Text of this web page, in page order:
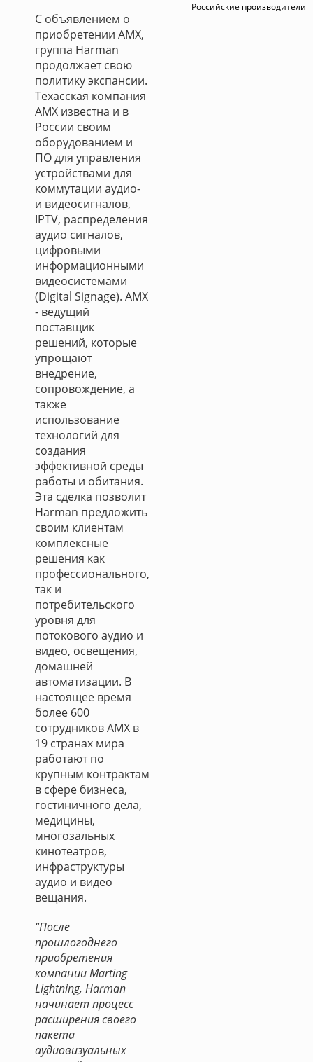
С объявлением о
приобретении AMX,
группа Harman
продолжает свою
политику экспансии.
Техасская компания
AMX известна и в
России своим
оборудованием и
ПО для управления
устройствами для
коммутации аудио-
и видеосигналов,
IPTV, распределения
аудио сигналов,
цифровыми
информационными
видеосистемами
(Digital Signage). AMX
- ведущий
поставщик
решений, которые
упрощают
внедрение,
сопровождение, а
также
использование
технологий для
создания
эффективной среды
работы и обитания.
Эта сделка позволит
Harman предложить
своим клиентам
комплексные
решения как
профессионального,
так и
потребительского
уровня для
потокового аудио и
видео, освещения,
домашней
автоматизации. В
настоящее время
более 600
сотрудников AMX в
19 странах мира
работают по
крупным контрактам
в сфере бизнеса,
гостиничного дела,
медицины,
многозальных
кинотеатров,
инфраструктуры
аудио и видео
вещания.
"После
прошлогоднего
приобретения
компании Marting
Lightning, Harman
начинает процесс
расширения своего
пакета
аудиовизуальных
Российские производители